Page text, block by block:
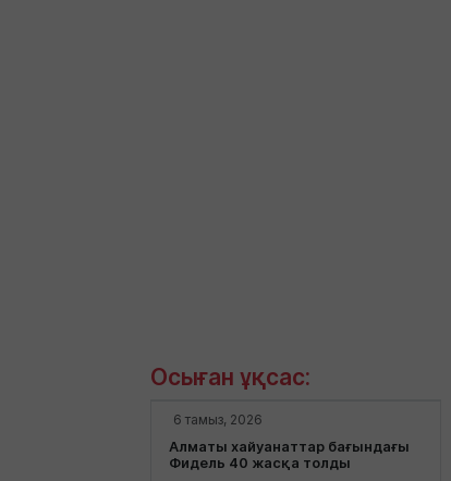
Осыған ұқсас:
6 тамыз, 2026
Алматы хайуанаттар бағындағы
Фидель 40 жасқа толды